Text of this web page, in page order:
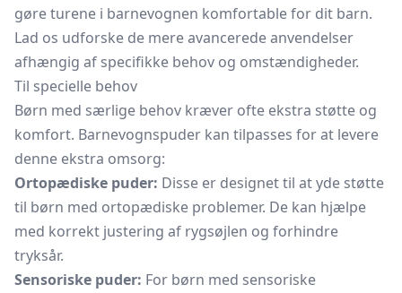
gøre turene i barnevognen komfortable for dit barn.
Lad os udforske de mere avancerede anvendelser
afhængig af specifikke behov og omstændigheder.
Til specielle behov
Børn med særlige behov kræver ofte ekstra støtte og
komfort. Barnevognspuder kan tilpasses for at levere
denne ekstra omsorg:
Ortopædiske puder: Disse er designet til at yde støtte
til børn med ortopædiske problemer. De kan hjælpe
med korrekt justering af rygsøjlen og forhindre
tryksår.
Sensoriske puder: For børn med sensoriske